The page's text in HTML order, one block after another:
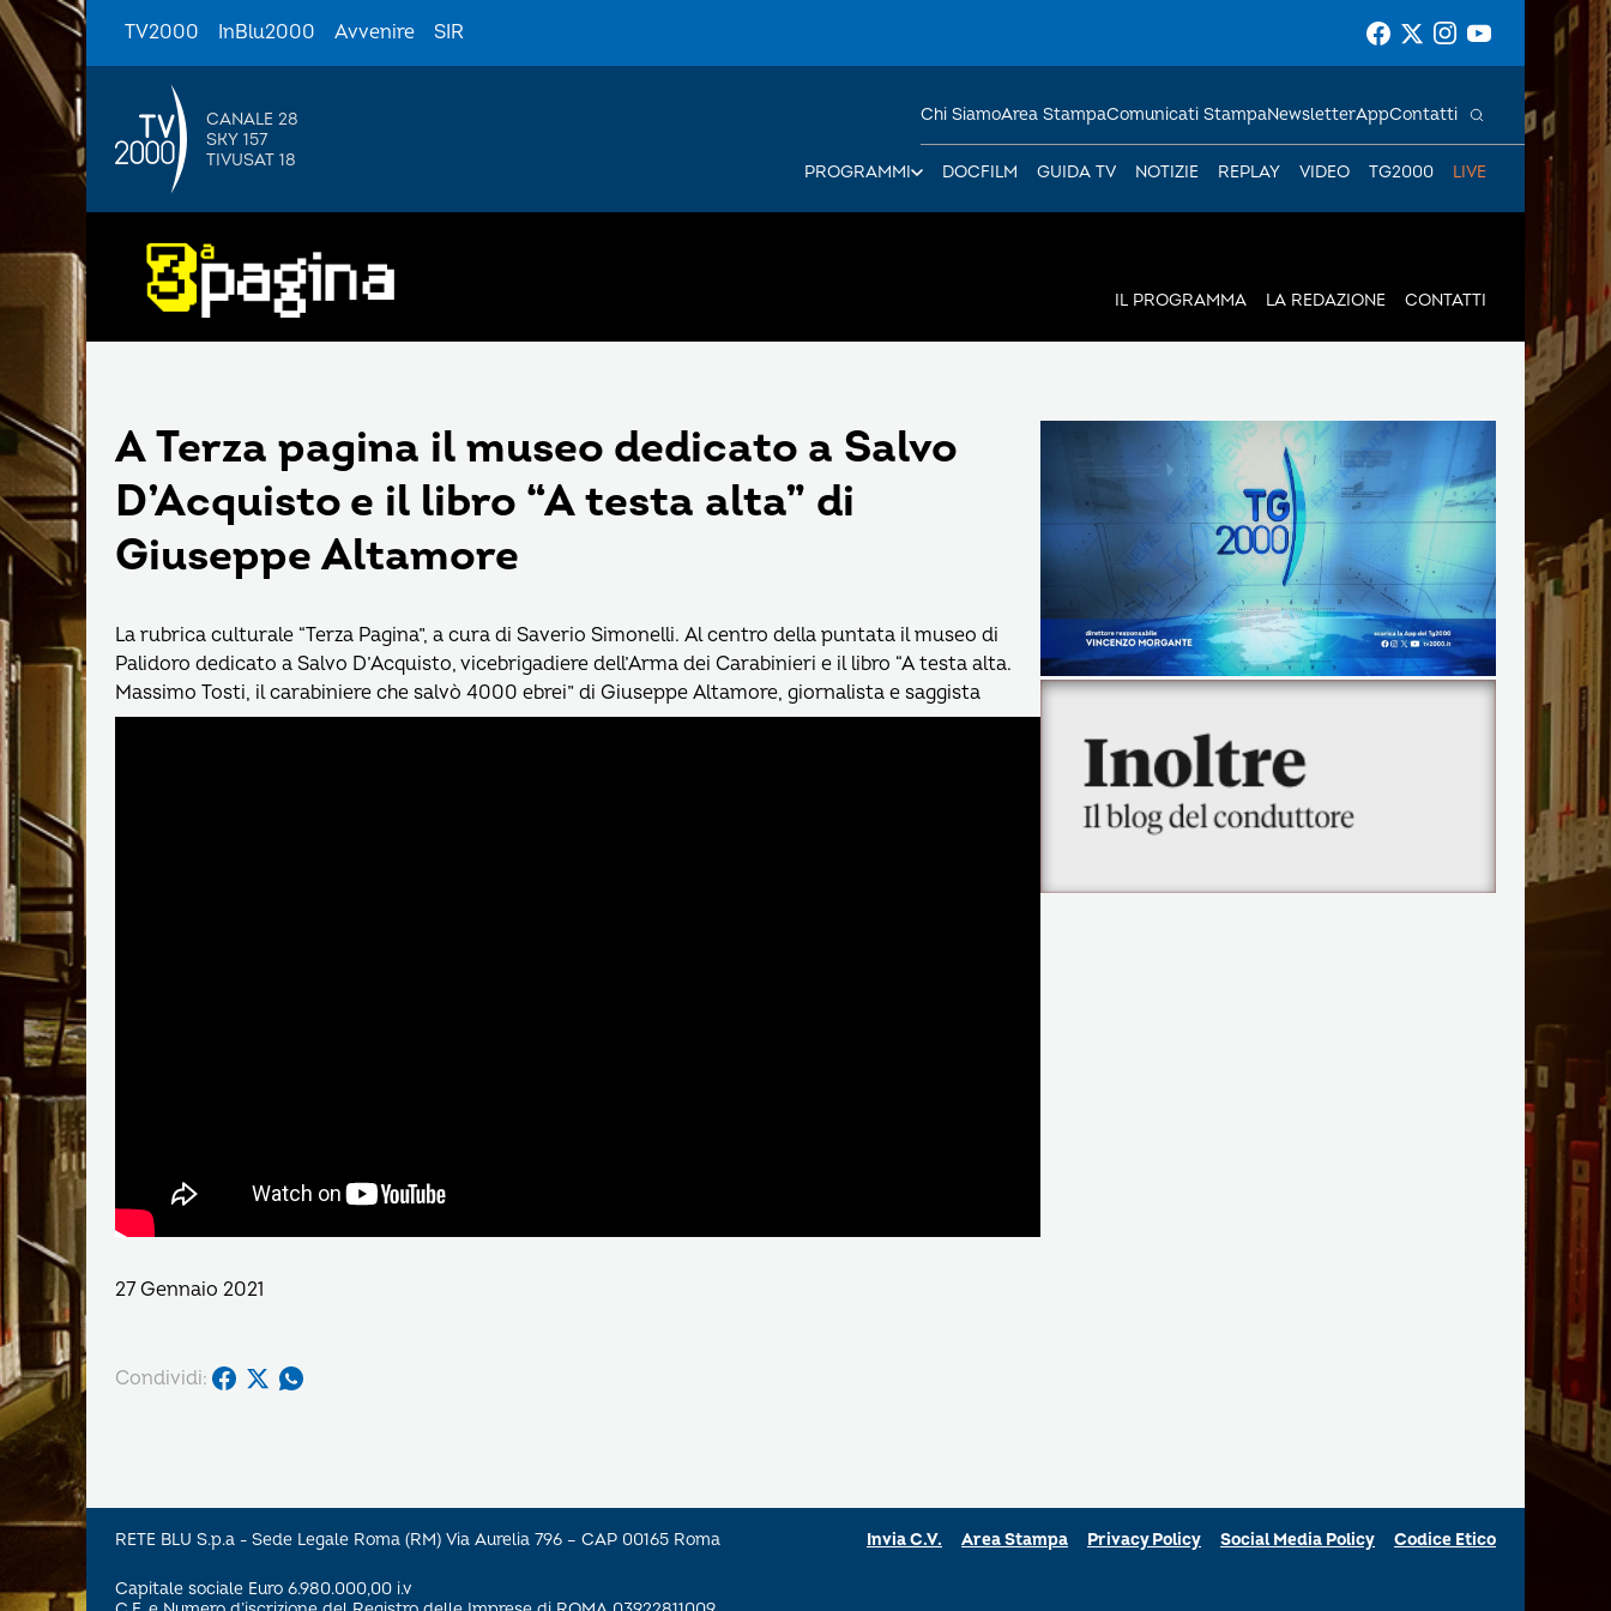
TV2000 InBlu2000 Avvenire SIR
CANALE 28
SKY 157
TIVUSAT 18
PROGRAMMI DOCFILM GUIDA TV NOTIZIE REPLAY VIDEO TG2000 LIVE
Chi SiamoArea StampaComunicati StampaNewsletterAppContatti
IL PROGRAMMA LA REDAZIONE CONTATTI
A Terza pagina il museo dedicato a Salvo
D’Acquisto e il libro “A testa alta” di
Giuseppe Altamore
La rubrica culturale “Terza Pagina”, a cura di Saverio Simonelli. Al centro della puntata il museo di
Palidoro dedicato a Salvo D’Acquisto, vicebrigadiere dell’Arma dei Carabinieri e il libro “A testa alta.
Massimo Tosti, il carabiniere che salvò 4000 ebrei” di Giuseppe Altamore, giornalista e saggista
27 Gennaio 2021
Condividi:
RETE BLU S.p.a - Sede Legale Roma (RM) Via Aurelia 796 – CAP 00165 Roma
Capitale sociale Euro 6.980.000,00 i.v
Invia C.V. Area Stampa Privacy Policy Social Media Policy Codice Etico